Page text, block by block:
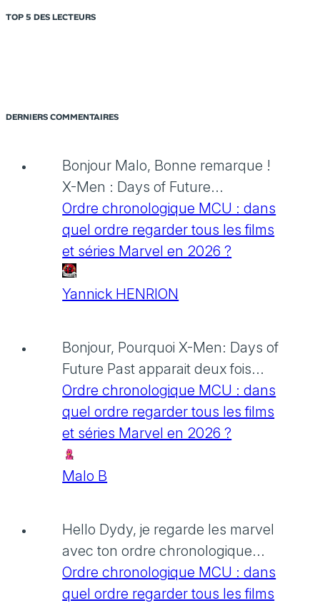
TOP 5 DES LECTEURS
DERNIERS COMMENTAIRES
Bonjour Malo, Bonne remarque !
X-Men : Days of Future...
Ordre chronologique MCU : dans
quel ordre regarder tous les films
et séries Marvel en 2026 ?
Yannick HENRION
Bonjour, Pourquoi X-Men: Days of
Future Past apparait deux fois...
Ordre chronologique MCU : dans
quel ordre regarder tous les films
et séries Marvel en 2026 ?
Malo B
Hello Dydy, je regarde les marvel
avec ton ordre chronologique...
Ordre chronologique MCU : dans
quel ordre regarder tous les films